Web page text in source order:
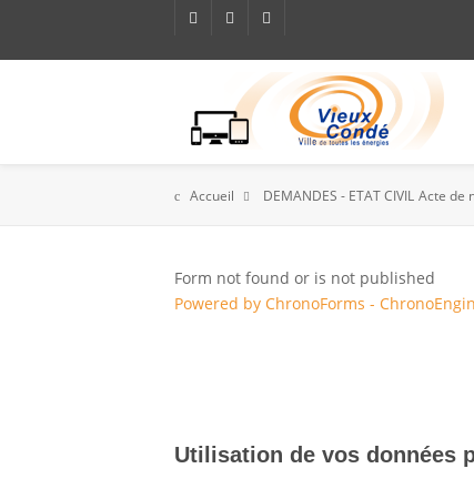
Accueil DEMANDES - ETAT CIVIL Acte de
Form not found or is not published
Powered by ChronoForms -
Utilisation de vos données